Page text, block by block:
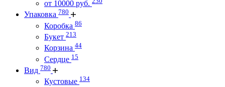
от 10000 руб.
Упаковка 780
Коробка 86
Букет 213
Корзина 44
Сердце 15
Вид 780
Кустовые 134